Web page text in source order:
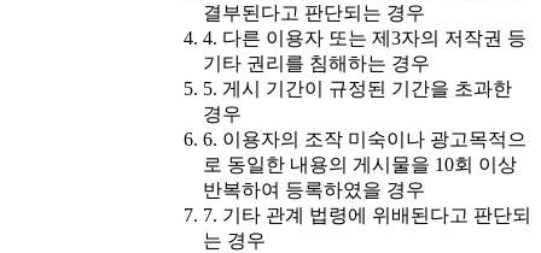
결부된다고 판단되는 경우
4. 다른 이용자 또는 제3자의 저작권 등
기타 권리를 침해하는 경우
5. 게시 기간이 규정된 기간을 초과한
경우
6. 이용자의 조작 미숙이나 광고목적으
로 동일한 내용의 게시물을 10회 이상
반복하여 등록하였을 경우
7. 기타 관계 법령에 위배된다고 판단되
는 경우